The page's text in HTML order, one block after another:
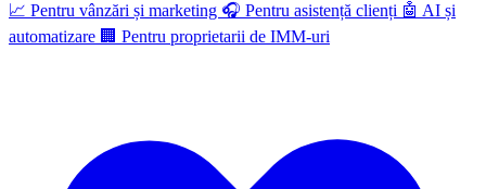
📈 Pentru vânzări și marketing 🎧 Pentru asistență clienți 🤖 AI și
automatizare 🏢 Pentru proprietarii de IMM-uri